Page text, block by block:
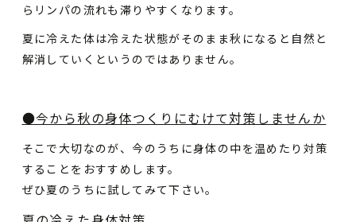
らリンパの流れも滞りやすくなります。
夏に冷えた体は冷えた状態がそのまま秋になると自然と
解消していくというのではありません。
●今から秋の身体つくりにむけて対策しませんか
そこで大切なのが、今のうちに身体の中を温めたり対策
することをおすすめします。
ぜひ夏のうちに試してみて下さい。